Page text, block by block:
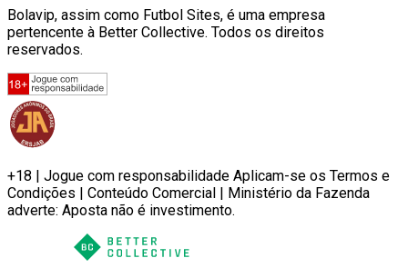
Bolavip, assim como Futbol Sites, é uma empresa
pertencente à Better Collective. Todos os direitos
reservados.
+18 | Jogue com responsabilidade Aplicam-se os Termos e
Condições | Conteúdo Comercial | Ministério da Fazenda
adverte: Aposta não é investimento.